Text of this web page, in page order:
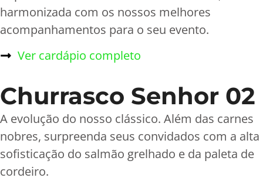
harmonizada com os nossos melhores
acompanhamentos para o seu evento.
Ver cardápio completo
Churrasco Senhor 02
A evolução do nosso clássico. Além das carnes
nobres, surpreenda seus convidados com a alta
sofisticação do salmão grelhado e da paleta de
cordeiro.